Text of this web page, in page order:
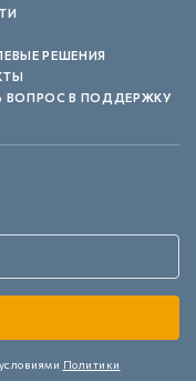
РЕШЕНИЯ
ВОПРОС В ПОДДЕРЖКУ
Политики